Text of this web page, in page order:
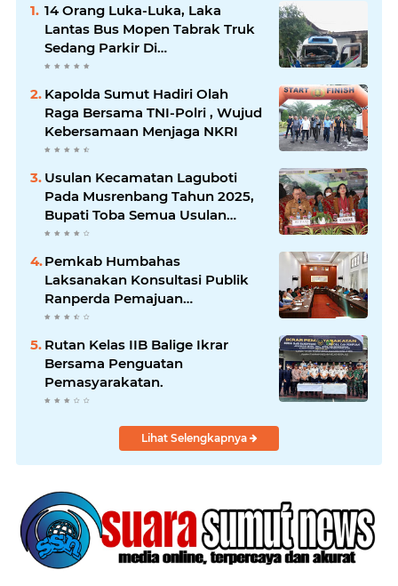
14 Orang Luka-Luka, Laka
Lantas Bus Mopen Tabrak Truk
Sedang Parkir Di
Siborongborong
Kapolda Sumut Hadiri Olah
Raga Bersama TNI-Polri , Wujud
Kebersamaan Menjaga NKRI
Usulan Kecamatan Laguboti
Pada Musrenbang Tahun 2025,
Bupati Toba Semua Usulan
Harus Mendukung
Pemkab Humbahas
Laksanakan Konsultasi Publik
Ranperda Pemajuan
Kebudayaan Daerah
Rutan Kelas IIB Balige Ikrar
Bersama Penguatan
Pemasyarakatan.
Lihat Selengkapnya